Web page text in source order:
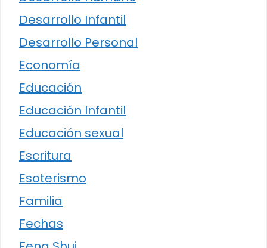
Desarrollo Infantil
Desarrollo Personal
Economía
Educación
Educación Infantil
Educación sexual
Escritura
Esoterismo
Familia
Fechas